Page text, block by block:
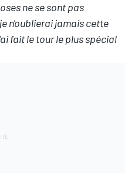
ne se sont pas
n'oublierai jamais cette
fait le tour le plus spécial